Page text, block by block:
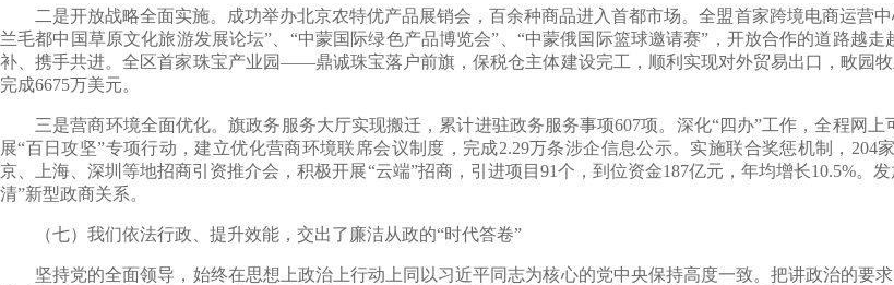
二是开放战略全面实施。成功举办北京农特优产品展销会，百余种商品进入首都市场。全盟首家跨境电商运营
兰毛都中国草原文化旅游发展论坛”、“中蒙国际绿色产品博览会”、“中蒙俄国际篮球邀请赛”，开放合作的道路越
补、携手共进。全区首家珠宝产业园——鼎诚珠宝落户前旗，保税仓主体建设完工，顺利实现对外贸易出口，畋园
完成6675万美元。
三是营商环境全面优化。旗政务服务大厅实现搬迁，累计进驻政务服务事项607项。深化“四办”工作，全程网上
展“百日攻坚”专项行动，建立优化营商环境联席会议制度，完成2.29万条涉企信息公示。实施联合奖惩机制，
京、上海、深圳等地招商引资推介会，积极开展“云端”招商，引进项目91个，到位资金187亿元，年均增长10.5%。
清”新型政商关系。
（七）我们依法行政、提升效能，交出了廉洁从政的“时代答卷”
坚持党的全面领导，始终在思想上政治上行动上同以习近平同志为核心的党中央保持高度一致。把讲政治的要